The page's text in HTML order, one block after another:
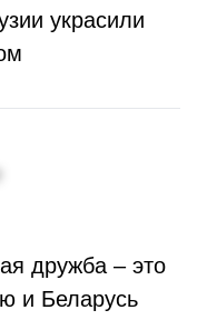
украсили
дружба – это
и Беларусь